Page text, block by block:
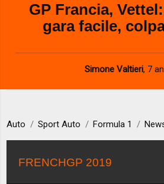
GP Francia,
gara facile,
Simone Valtieri, 7
Auto Sport Auto Formula 1
FRENCHGP 2019